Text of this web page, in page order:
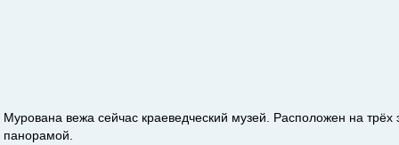
Мурована вежа сейчас краеведческий музей. Расположен на трёх
панорамой.